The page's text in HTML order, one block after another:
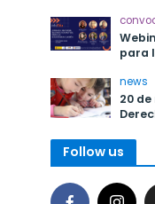
para
news
20
Follow us